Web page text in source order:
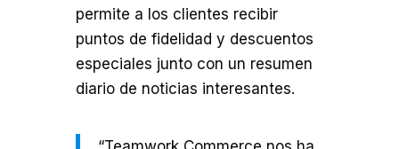
permite a los clientes recibir
puntos de fidelidad y descuentos
especiales junto con un resumen
diario de noticias interesantes.